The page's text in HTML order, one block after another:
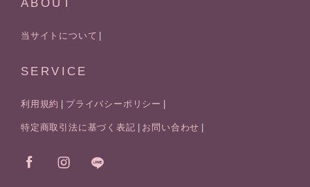
ABOUT
当サイトについて
SERVICE
利用規約 プライバシーポリシー
特定商取引法に基づく表記 お問い合わせ